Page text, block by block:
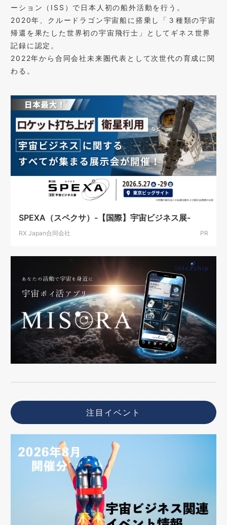
ーション（ISS）で日本人初の船外活動を行う。
2020年、クルードラゴン宇宙船に搭乗し「３種類の宇宙
帰還を果たした世界初の宇宙飛行士」としてギネス世界
記録に認定。
2022年から合同会社未来圏代表として次世代の育成に関
わる。
SPEXA（スペクサ）-【国際】宇宙ビジネス展-
RX Japan合同会社 PR
注目イベント